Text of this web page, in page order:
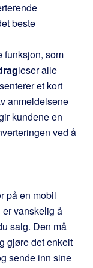
beste
funksjon, som
leser alle
et kort
anmeldelsene
kundene en
ved å
på en mobil
vanskelig å
salg. Den må
gjøre det enkelt
sende inn sine